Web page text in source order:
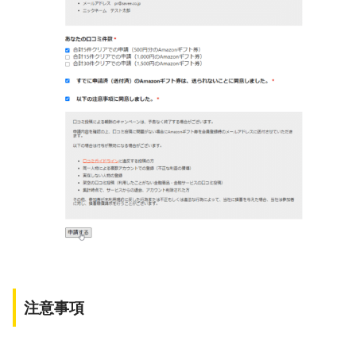
注意事項